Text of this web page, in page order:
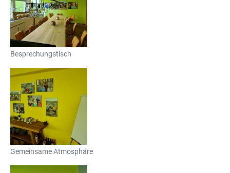
Besprechungstisch
Gemeinsame Atmosphäre